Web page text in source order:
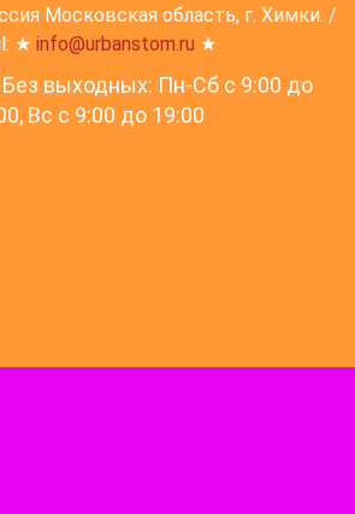
Московская область, г. Химки. /
★ info@urbanstom.ru ★
выходных: Пн-Сб с 9:00 до
Вс c 9:00 до 19:00